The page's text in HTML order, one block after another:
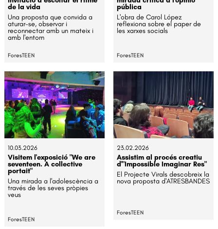
de la vida
Una proposta que convida a
aturar-se, observar i
reconnectar amb un mateix i
amb l'entorn
ForesTEEN
pública
L'obra de Carol López
reflexiona sobre el paper de
les xarxes socials
ForesTEEN
10.03.2026
Visitem l'exposició "We are
seventeen. A collective
portait"
Una mirada a l'adolescència a
través de les seves pròpies
veus
ForesTEEN
23.02.2026
Assistim al procés creatiu
d'"Impossible Imaginar Res"
El Projecte Virals descobreix la
nova proposta d'ATRESBANDES
ForesTEEN